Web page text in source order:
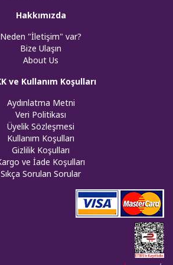
Hakkımızda
Neden "İletişim" var?
Bize Ulaşın
About Us
ve Kullanım Koşulları
Aydınlatma Metni
Veri Politikası
Üyelik Sözleşmesi
Kullanım Koşulları
Gizlilik Koşulları
ve İade Koşulları
Sıkça Sorulan Sorular